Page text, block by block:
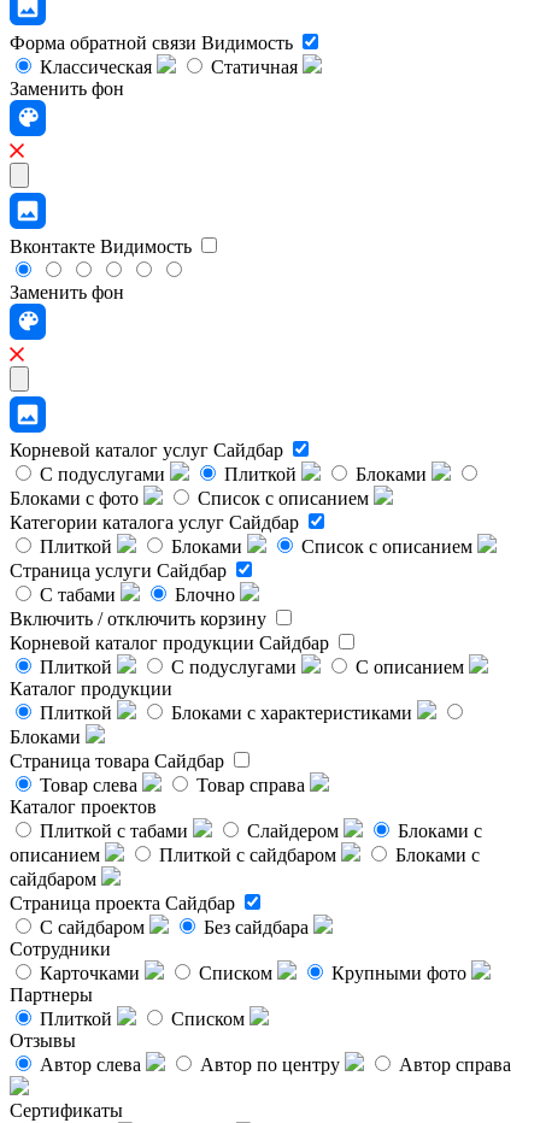
Форма обратной связи Видимость
Классическая
Статичная
Заменить фон
Вконтакте Видимость
Заменить фон
Корневой каталог услуг Сайдбар
С подуслугами
Плиткой
Блоками
Блоками с фото
Список с описанием
Категории каталога услуг Сайдбар
Плиткой
Блоками
Список с описанием
Страница услуги Сайдбар
С табами
Блочно
Включить / отключить корзину
Корневой каталог продукции Сайдбар
Плиткой
С подуслугами
С описанием
Каталог продукции
Плиткой
Блоками с характеристиками
Блоками
Страница товара Сайдбар
Товар слева
Товар справа
Каталог проектов
Плиткой с табами
Слайдером
Блоками с
описанием
Плиткой с сайдбаром
Блоками с
сайдбаром
Страница проекта Сайдбар
С сайдбаром
Без сайдбара
Сотрудники
Карточками
Списком
Крупными фото
Партнеры
Плиткой
Списком
Отзывы
Автор слева
Автор по центру Автор справа
Сертификаты